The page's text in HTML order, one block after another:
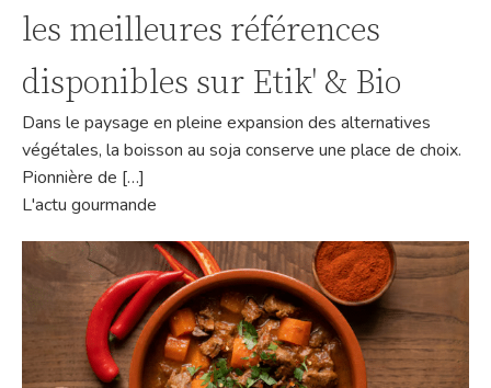
les meilleures références
disponibles sur Etik' & Bio
Dans le paysage en pleine expansion des alternatives
végétales, la boisson au soja conserve une place de choix.
Pionnière de […]
L'actu gourmande